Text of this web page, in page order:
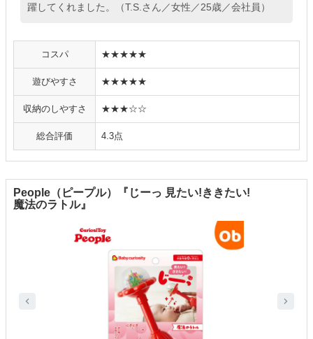
躍してくれました。（T.S.さん／女性／25歳／会社員）
コスパ ★★★★★
遊びやすさ ★★★★★
収納のしやすさ ★★★☆☆
総合評価 4.3点
People（ピープル）『じーっ 見たい!ききたい!
魔法のラトル』